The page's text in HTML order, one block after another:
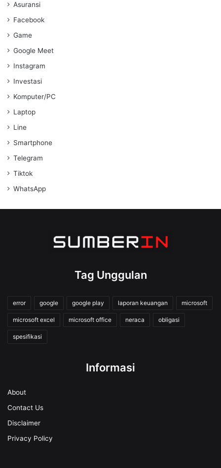
Asuransi
Facebook
Game
Google Meet
Instagram
Investasi
Komputer/PC
Laptop
Line
Smartphone
Telegram
Tiktok
WhatsApp
Tag Unggulan
error google google play laporan keuangan microsoft
microsoft excel microsoft office neraca obligasi
spesifikasi
Informasi
About
Contact Us
Disclaimer
Privacy Policy